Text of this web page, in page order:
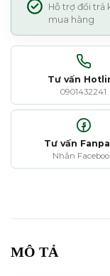
Hỗ trợ đổi trả
mua hàng
Tư vấn
0901432241
Tư vấn
Nhắn
MÔ TẢ